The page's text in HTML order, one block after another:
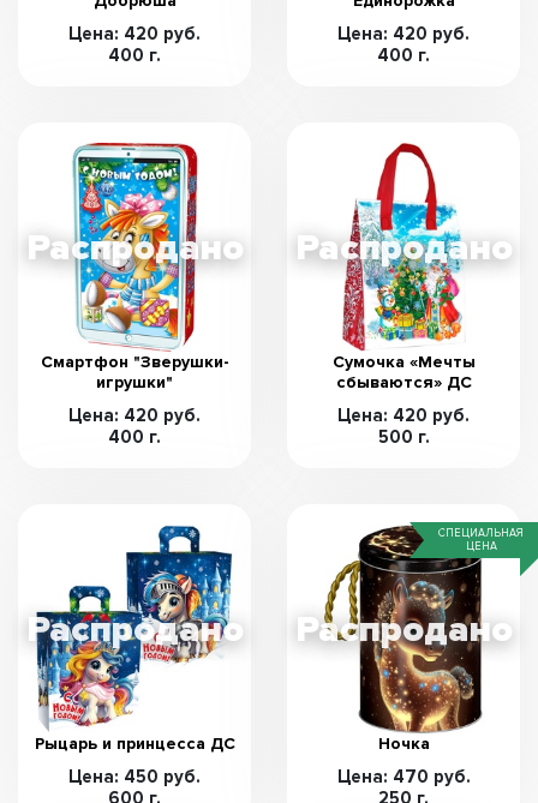
Цена: 420 руб.
400 г.
Цена: 420 руб.
400 г.
Смартфон "Зверушки-
игрушки"
Цена: 420 руб.
400 г.
Сумочка «Мечты
сбываются» ДС
Цена: 420 руб.
500 г.
Рыцарь и принцесса ДС
Цена: 450 руб.
600 г.
СПЕЦИАЛЬНАЯ
ЦЕНА
Ночка
Цена: 470 руб.
250 г.